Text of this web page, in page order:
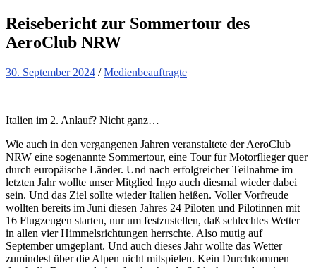
Reisebericht zur Sommertour des
AeroClub NRW
30. September 2024 /Medienbeauftragte
Italien im 2. Anlauf? Nicht ganz…
Wie auch in den vergangenen Jahren veranstaltete der AeroClub
NRW eine sogenannte Sommertour, eine Tour für Motorflieger quer
durch europäische Länder. Und nach erfolgreicher Teilnahme im
letzten Jahr wollte unser Mitglied Ingo auch diesmal wieder dabei
sein. Und das Ziel sollte wieder Italien heißen. Voller Vorfreude
wollten bereits im Juni diesen Jahres 24 Piloten und Pilotinnen mit
16 Flugzeugen starten, nur um festzustellen, daß schlechtes Wetter
in allen vier Himmelsrichtungen herrschte. Also mutig auf
September umgeplant. Und auch dieses Jahr wollte das Wetter
zumindest über die Alpen nicht mitspielen. Kein Durchkommen